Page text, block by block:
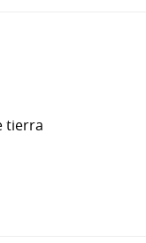
tierra